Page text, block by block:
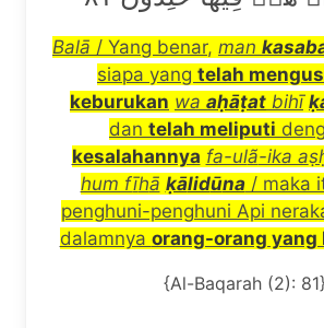
Balā / Yang benar, man
siapa yang telah
keburukan wa aḥāṭat bihī ḳ
dan telah meliputi
kesalahannya fa-ulã-ika a
hum fīhā ḳālidūna/ maka
penghuni-penghuni Api
dalamnya orang-orang yang
{Al-Baqarah (2):